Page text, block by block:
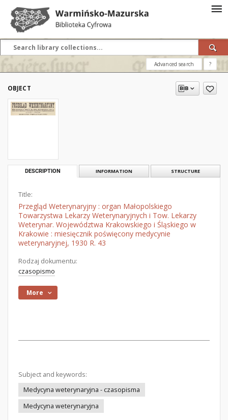
Advanced search ?
OBJECT
DESCRIPTION INFORMATION STRUCTURE
Title:
Przegląd Weterynaryjny : organ Małopolskiego
Towarzystwa Lekarzy Weterynaryjnych i Tow. Lekarzy
Weterynar. Województwa Krakowskiego i Śląskiego w
Krakowie : miesięcznik poświęcony medycynie
weterynaryjnej, 1930 R. 43
Rodzaj dokumentu:
czasopismo
More
Subject and keywords:
Medycyna weterynaryjna - czasopisma
Medycyna weterynaryjna